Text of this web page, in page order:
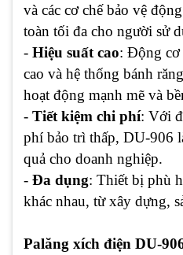
và các cơ chế bảo vệ
toàn tối đa cho người sử
- Hiệu suất cao: Động cơ
cao và hệ thống bánh
hoạt động mạnh mẽ và
- Tiết kiệm chi phí: Với
phí bảo trì thấp, DU-906
quả cho doanh nghiệp.
- Đa dụng: Thiết bị phù
khác nhau, từ xây dựng,
Palăng xích điện DU-